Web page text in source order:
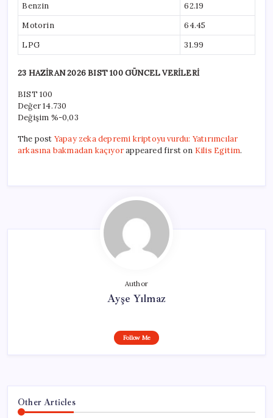
Benzin
62.19
Motorin
64.45
LPG
31.99
23 HAZİRAN 2026 BIST 100 GÜNCEL VERİLERİ
BIST 100
Değer14.730
Değişim %-0,03
The post Yapay zeka depremi kriptoyu vurdu: Yatırımcılar
arkasına bakmadan kaçıyorappeared first on Kilis Egitim.
Author
Ayşe Yılmaz
Follow Me
Other Articles